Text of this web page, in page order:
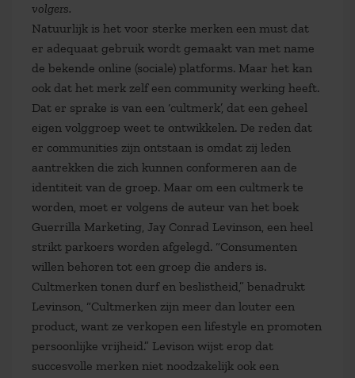
volgers.
Natuurlijk is het voor sterke merken een must dat
er adequaat gebruik wordt gemaakt van met name
de bekende online (sociale) platforms. Maar het kan
ook dat het merk zelf een community werking heeft.
Dat er sprake is van een ‘cultmerk’, dat een geheel
eigen volggroep weet te ontwikkelen. De reden dat
er communities zijn ontstaan is omdat zij leden
aantrekken die zich kunnen conformeren aan de
identiteit van de groep. Maar om een cultmerk te
worden, moet er volgens de auteur van het boek
Guerrilla Marketing, Jay Conrad Levinson, een heel
strikt parkoers worden afgelegd. “Consumenten
willen behoren tot een groep die anders is.
Cultmerken tonen durf en beslistheid,” benadrukt
Levinson, “Cultmerken zijn meer dan louter een
product, want ze verkopen een lifestyle en promoten
persoonlijke vrijheid.” Levison wijst erop dat
succesvolle merken niet noodzakelijk ook een